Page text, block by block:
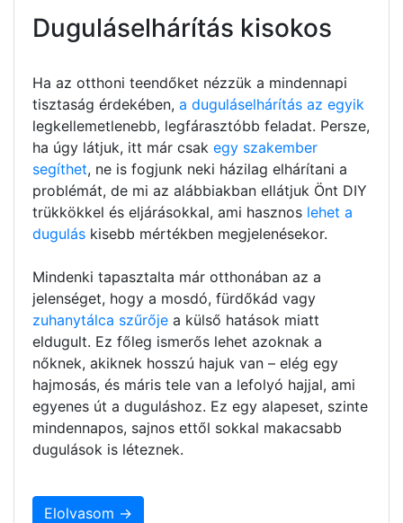
Duguláselhárítás kisokos
Ha az otthoni teendőket nézzük a mindennapi
tisztaság érdekében, a duguláselhárítás az egyik
legkellemetlenebb, legfárasztóbb feladat. Persze,
ha úgy látjuk, itt már csak egy szakember
segíthet, ne is fogjunk neki házilag elhárítani a
problémát, de mi az alábbiakban ellátjuk Önt DIY
trükkökkel és eljárásokkal, ami hasznos lehet a
dugulás kisebb mértékben megjelenésekor.
Mindenki tapasztalta már otthonában az a
jelenséget, hogy a mosdó, fürdőkád vagy
zuhanytálca szűrője a külső hatások miatt
eldugult. Ez főleg ismerős lehet azoknak a
nőknek, akiknek hosszú hajuk van – elég egy
hajmosás, és máris tele van a lefolyó hajjal, ami
egyenes út a duguláshoz. Ez egy alapeset, szinte
mindennapos, sajnos ettől sokkal makacsabb
dugulások is léteznek.
Elolvasom →